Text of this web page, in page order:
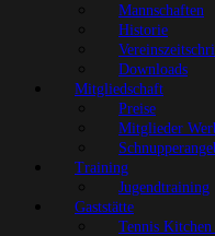
Mannschaften
Historie
Downloads
Mitgliedschaft
Preise
Mitglieder
Training
Jugendtraining
Gaststätte
Tennis